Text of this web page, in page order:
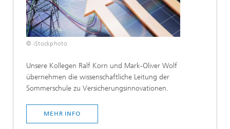
© iStockphoto
Unsere Kollegen Ralf Korn und Mark-Oliver Wolf
übernehmen die wissenschaftliche Leitung der
Sommerschule zu Versicherungsinnovationen.
MEHR INFO